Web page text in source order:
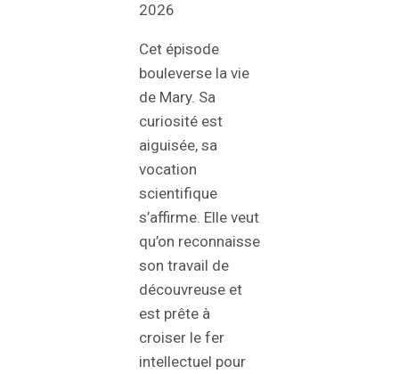
2026
Cet épisode
bouleverse la vie
de Mary. Sa
curiosité est
aiguisée, sa
vocation
scientifique
s’affirme. Elle veut
qu’on reconnaisse
son travail de
découvreuse et
est prête à
croiser le fer
intellectuel pour